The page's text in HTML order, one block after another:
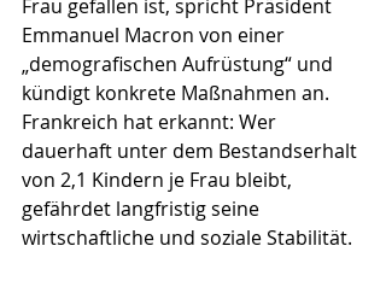
Frau gefallen ist, spricht Präsident
Emmanuel Macron von einer
„demografischen Aufrüstung“ und
kündigt konkrete Maßnahmen an.
Frankreich hat erkannt: Wer
dauerhaft unter dem Bestandserhalt
von 2,1 Kindern je Frau bleibt,
gefährdet langfristig seine
wirtschaftliche und soziale Stabilität.